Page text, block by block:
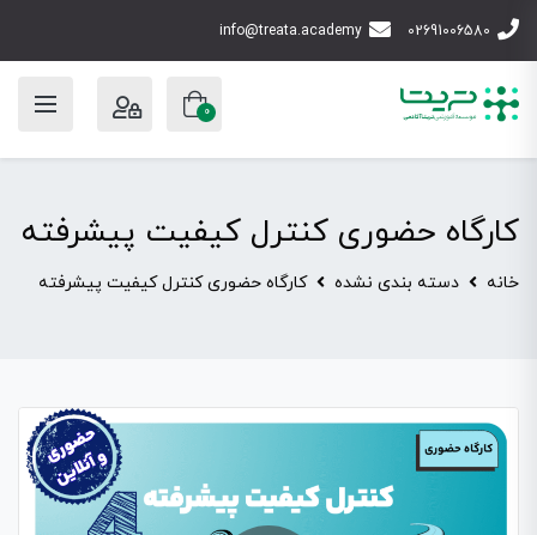
02691006580
info@treata.academy
0
کارگاه حضوری کنترل کیفیت پیشرفته
خانه دسته بندی نشده کارگاه حضوری کنترل کیفیت پیشرفته